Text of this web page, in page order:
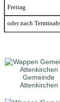
Freitag
oder nach
Gemeinde
Attenkirchen